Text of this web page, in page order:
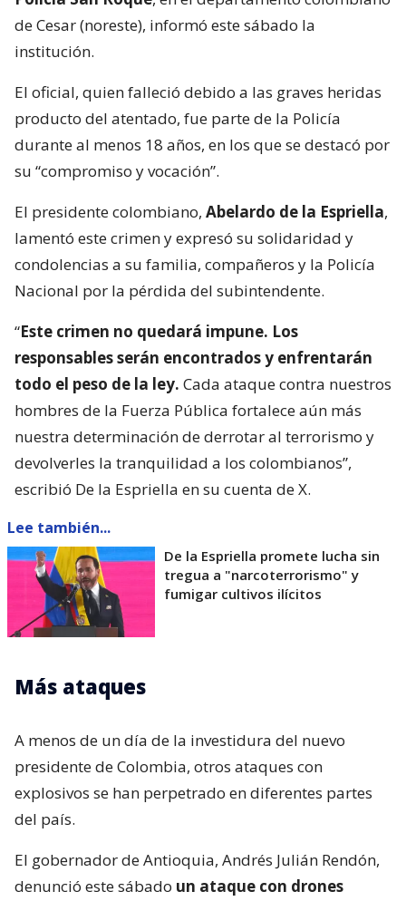
de Cesar (noreste), informó este sábado la
institución.
El oficial, quien falleció debido a las graves heridas
producto del atentado, fue parte de la Policía
durante al menos 18 años, en los que se destacó por
su “compromiso y vocación”.
El presidente colombiano, Abelardo de la Espriella,
lamentó este crimen y expresó su solidaridad y
condolencias a su familia, compañeros y la Policía
Nacional por la pérdida del subintendente.
“Este crimen no quedará impune. Los
responsables serán encontrados y enfrentarán
todo el peso de la ley. Cada ataque contra nuestros
hombres de la Fuerza Pública fortalece aún más
nuestra determinación de derrotar al terrorismo y
devolverles la tranquilidad a los colombianos”,
escribió De la Espriella en su cuenta de X.
Lee también...
De la Espriella promete lucha sin
tregua a "narcoterrorismo" y
fumigar cultivos ilícitos
Más ataques
A menos de un día de la investidura del nuevo
presidente de Colombia, otros ataques con
explosivos se han perpetrado en diferentes partes
del país.
El gobernador de Antioquia, Andrés Julián Rendón,
denunció este sábado un ataque con drones